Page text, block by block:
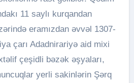
11 saylı kurqandan
eramızdan əvvəl 1307-
çarı Adadnirariyə aid mixi
çeşidli bəzək əşyaları,
yerli sakinlərin Şərq